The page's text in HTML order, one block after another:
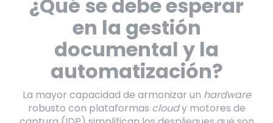
¿Qué se debe esperar
en la gestión
documental y la
automatización?
La mayor capacidad de armonizar un hardware
robusto con plataformas cloudy motores de